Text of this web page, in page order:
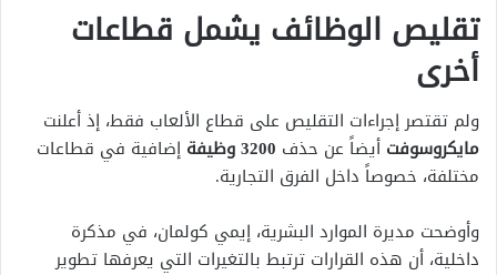
تقليص الوظائف يشمل قطاعات
أخرى
ولم تقتصر إجراءات التقليص على قطاع الألعاب فقط، إذ أعلنت
مايكروسوفت أيضاً عن حذف 3200 وظيفة
إضافية في قطاعات
مختلفة، خصوصاً داخل الفرق التجارية.
وأوضحت مديرة الموارد البشرية، إيمي كولمان، في مذكرة
داخلية، أن هذه القرارات ترتبط بالتغيرات التي يعرفها تطوير